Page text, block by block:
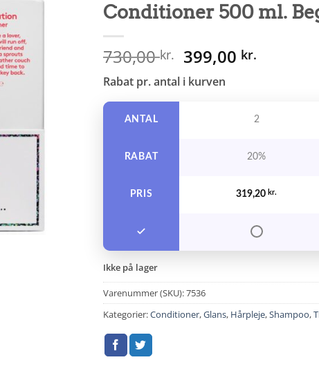
Conditioner 500 ml.
730,00kr. Den
oprindelige
pris
730,00 kr..
399,00 kr.
399,00
Rabat pr. antal i kurven
ANTAL
RABAT
PRIS
2
20%
319,20 kr.
Ikke på lager
Varenummer (SKU):7536
Kategorier:Conditioner,Glans, Hårpleje,Shampoo,